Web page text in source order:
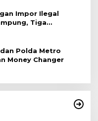
Impor Ilegal
Tiga
P-21 dan Satu Buron
Polda Metro
Money Changer